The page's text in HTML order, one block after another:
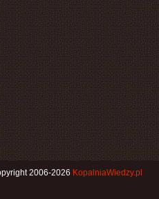
2006-2026 KopalniaWiedzy.pl